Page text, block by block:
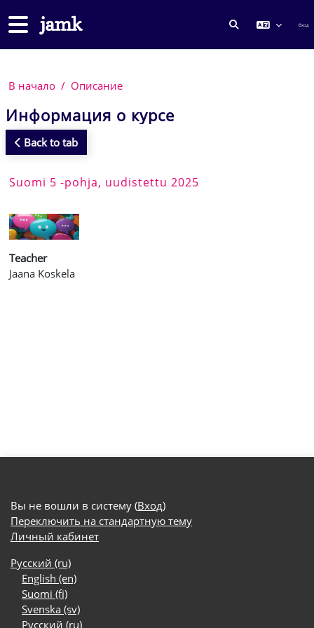
Боковая панель
ИЗМЕНИТЬ Вход
В начало Описание
Информация о курсе
Back to tab
Suomi 5 -pohja, uudistettu 2025
Teacher
Jaana Koskela
Вы не вошли в систему (Вход)
Переключить на стандартную тему
Личный кабинет
Русский ‎(ru)‎
English ‎(en)‎
Suomi ‎(fi)‎
Svenska ‎(sv)‎
Русский ‎(ru)‎